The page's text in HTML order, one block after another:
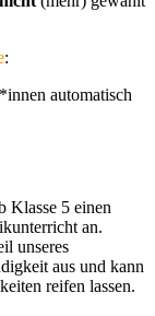
:
automatisch
Klasse 5 einen
an.
unseres
aus und kann
reifen lassen.